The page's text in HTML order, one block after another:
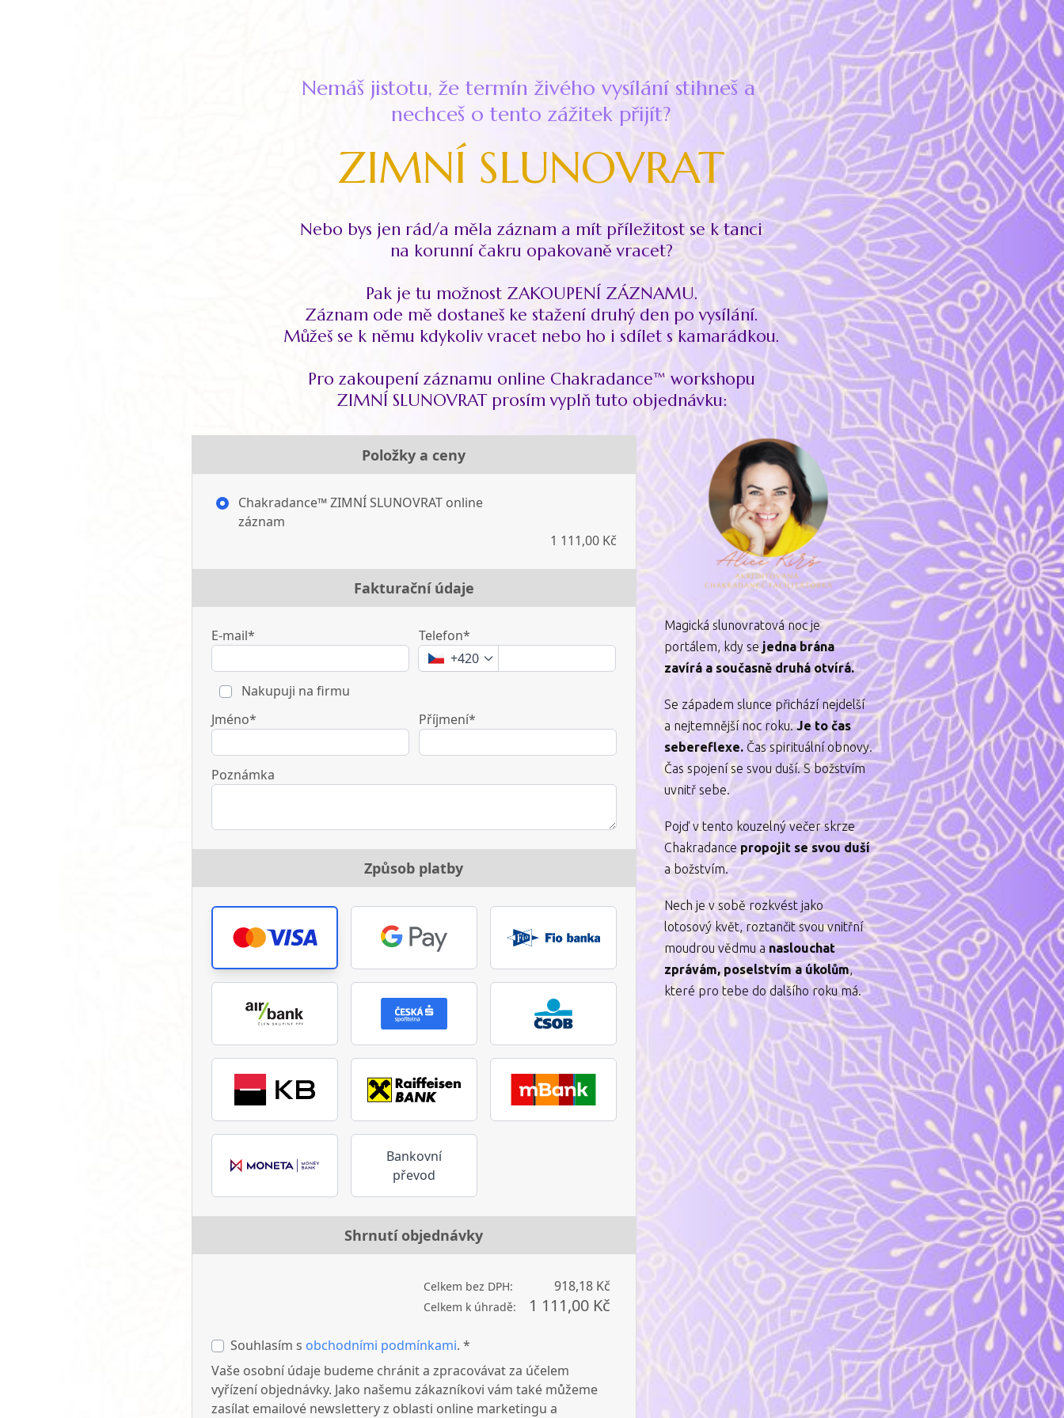
Nemáš jistotu, že termín živého vysílání stihneš a
nechceš o tento zážitek přijít?
ZIMNÍ SLUNOVRAT
Nebo bys jen rád/a měla záznam a mít příležitost se k tanci
na korunní čakru opakovaně vracet?
Pak je tu možnost ZAKOUPENÍ ZÁZNAMU.
Záznam ode mě dostaneš ke stažení druhý den po vysílání.
Můžeš se k němu kdykoliv vracet nebo ho i sdílet s kamarádkou.
Pro zakoupení záznamu online Chakradance™ workshopu
ZIMNÍ SLUNOVRAT prosím vyplň tuto objednávku:
Položky a ceny
Chakradance™ ZIMNÍ SLUNOVRAT online
záznam
1 111,00 Kč
Fakturační údaje
E-mail*
Telefon*
+420
Nakupuji na firmu
Jméno*
Příjmení*
Poznámka
Způsob platby
Bankovní
převod
Shrnutí objednávky
Celkem bez DPH: 918,18 Kč
Celkem k úhradě: 1 111,00 Kč
Souhlasím s obchodními podmínkami. *
Vaše osobní údaje budeme chránit a zpracovávat za účelem
vyřízení objednávky. Jako našemu zákazníkovi vám také můžeme
zasílat emailové newslettery z oblasti online marketingu a
Magická slunovratová noc je
portálem, kdy se jedna brána
zavírá a současně druhá otvírá.
Se západem slunce přichází nejdelší
a nejtemnější noc roku.Je to čas
sebereflexe.Čas spirituální obnovy.
Čas spojení se svou duší. S božstvím
uvnitř sebe.
Pojď v tento kouzelný večer skrze
Chakradance propojit se svou duší
a božstvím.
Nech je v sobě rozkvést jako
lotosový květ, roztančit svou vnitřní
moudrou vědmu a naslouchat
zprávám, poselstvím a úkolům,
které pro tebe do dalšího roku má.